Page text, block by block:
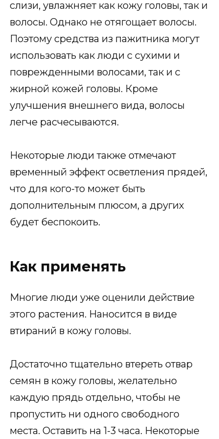
слизи, увлажняет как кожу головы, так и
волосы. Однако не отягощает волосы.
Поэтому средства из пажитника могут
использовать как люди с сухими и
поврежденными волосами, так и с
жирной кожей головы. Кроме
улучшения внешнего вида, волосы
легче расчесываются.
Некоторые люди также отмечают
временный эффект осветления прядей,
что для кого-то может быть
дополнительным плюсом, а других
будет беспокоить.
Как применять
Многие люди уже оценили действие
этого растения. Наносится в виде
втираний в кожу головы.
Достаточно тщательно втереть отвар
семян в кожу головы, желательно
каждую прядь отдельно, чтобы не
пропустить ни одного свободного
места. Оставить на 1-3 часа. Некоторые